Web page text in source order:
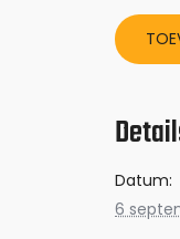
Datum:
6